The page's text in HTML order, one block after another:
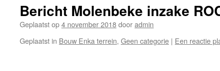
Bericht Molenbeke inzake
Geplaatst op4 november 2018dooradmin
Geplaatst in Bouw Enka terrein, Geen categorie | Een reactie